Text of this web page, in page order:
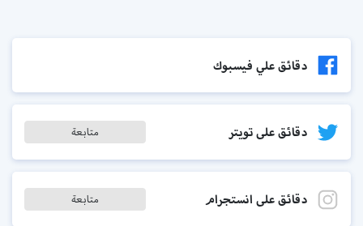
دقائق علي فيسبوك
دقائق على تويتر متابعة
دقائق على انستجرام متابعة